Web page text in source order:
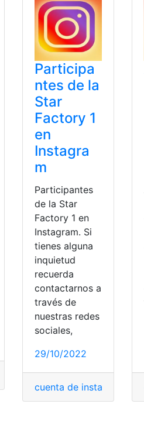
,publicación,Significado
Participa
ntes de la
Star
Factory 1
en
Instagra
m
Participantes
de la Star
Factory 1 en
Instagram. Si
tienes alguna
inquietud
recuerda
contactarnos a
través de
nuestras redes
sociales,
29/10/2022
cuenta de instagram